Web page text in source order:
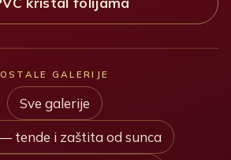
OSTALE GALERIJE
Sve galerije
tende i zaštita od sunca